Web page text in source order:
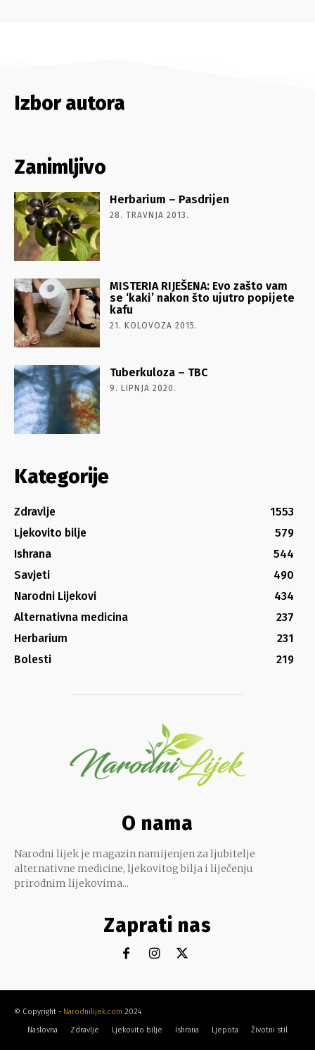
Izbor autora
Zanimljivo
Herbarium – Pasdrijen
28. TRAVNJA 2013.
MISTERIA RIJEŠENA: Evo zašto vam
se ‘kaki’ nakon što ujutro popijete
kafu
21. KOLOVOZA 2015.
Tuberkuloza – TBC
9. LIPNJA 2020.
Kategorije
Zdravlje
1553
Ljekovito bilje
579
Ishrana
544
Savjeti
490
Narodni Lijekovi
434
Alternativna medicina
237
Herbarium
231
Bolesti
219
O nama
Narodni lijek je magazin namijenjen za ljubitelje
alternativne medicine, ljekovitog bilja i liječenju
prirodnim lijekovima...
Zaprati nas
© Copyright - Narodnilijek.com 2024
Naslovna
Zdravlje Ljekovito bilje Ishrana Ljepota Životni stil